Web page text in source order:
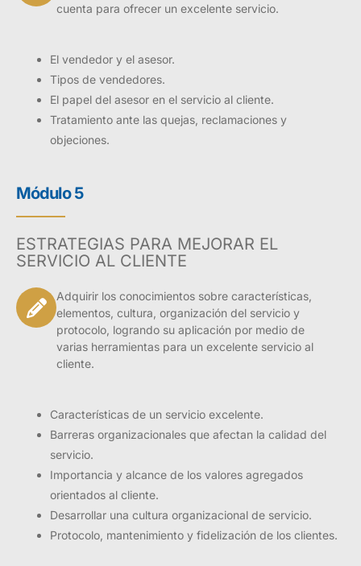
cuenta para ofrecer un excelente servicio.
El vendedor y el asesor.
Tipos de vendedores.
El papel del asesor en el servicio al cliente.
Tratamiento ante las quejas, reclamaciones y
objeciones.
Módulo 5
ESTRATEGIAS PARA MEJORAR EL
SERVICIO AL CLIENTE
Adquirir los conocimientos sobre características,
elementos, cultura, organización del servicio y
protocolo, logrando su aplicación por medio de
varias herramientas para un excelente servicio al
cliente.
Características de un servicio excelente.
Barreras organizacionales que afectan la calidad del
servicio.
Importancia y alcance de los valores agregados
orientados al cliente.
Desarrollar una cultura organizacional de servicio.
Protocolo, mantenimiento y fidelización de los clientes.